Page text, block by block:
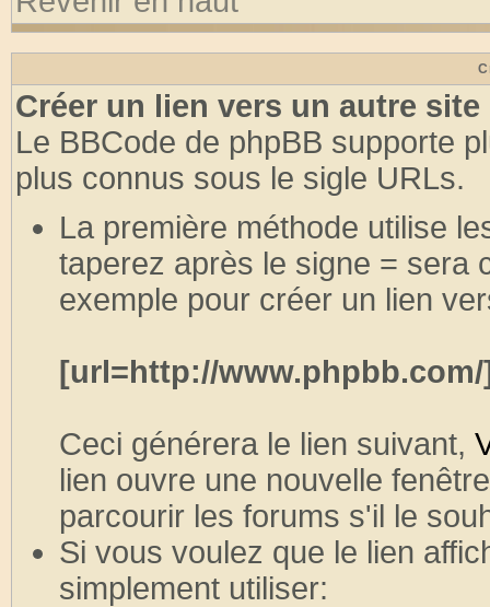
Créer un lien vers un autre site
Le BBCode de phpBB supporte
plus connus sous le sigle URLs.
La première méthode utilise
taperez après le signe = sera
exemple pour créer un lien
[url=http://
Ceci générera le lien suivant,
lien ouvre une nouvelle
parcourir les forums s'il le
Si vous voulez que le lien
simplement utiliser: